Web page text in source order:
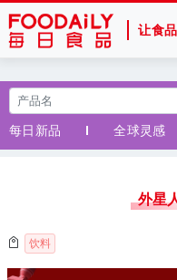
让食
每日新品
全球灵感
外星
饮料